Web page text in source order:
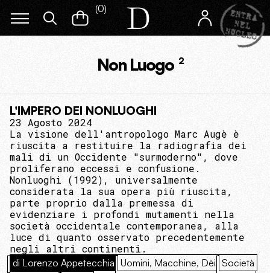
(0)
Non Luogo 2
L'IMPERO DEI NONLUOGHI
23 Agosto 2024
La visione dell'antropologo Marc Augè è
riuscita a restituire la radiografia dei
mali di un Occidente "surmoderno", dove
proliferano eccessi e confusione.
Nonluoghi (1992), universalmente
considerata la sua opera più riuscita,
parte proprio dalla premessa di
evidenziare i profondi mutamenti nella
società occidentale contemporanea, alla
luce di quanto osservato precedentemente
negli altri continenti.
di Lorenzo Appetecchia Uomini, Macchine, Dèi Società